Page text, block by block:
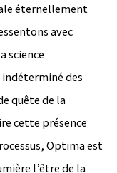
éternellement
avec
science
des
quête de la
cette présence
Optima est
l’être de la